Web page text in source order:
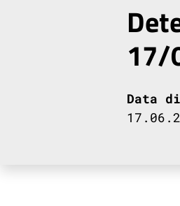
17/
Data